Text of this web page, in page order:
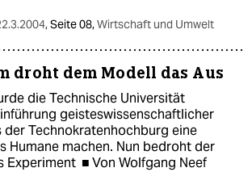
,Seite 08,Wirtschaft und Umwelt
droht dem Modell das Aus
die Technische Universität
geisteswissenschaftlicher
der Technokratenhochburg eine
Humane machen. Nun bedroht der
Experiment ■ Von Wolfgang Neef